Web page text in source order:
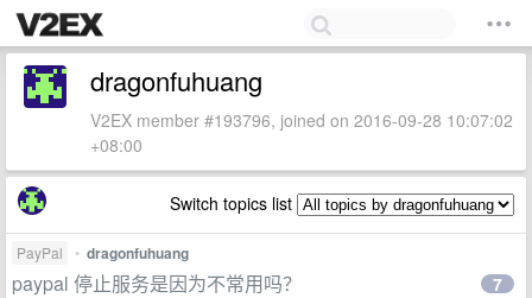
dragonfuhuang
V2EX member #193796, joined on 2016-09-28 10:07:02
+08:00
Switch topics list
PayPal • dragonfuhuang
paypal 停止服务是因为不常用吗？ 7